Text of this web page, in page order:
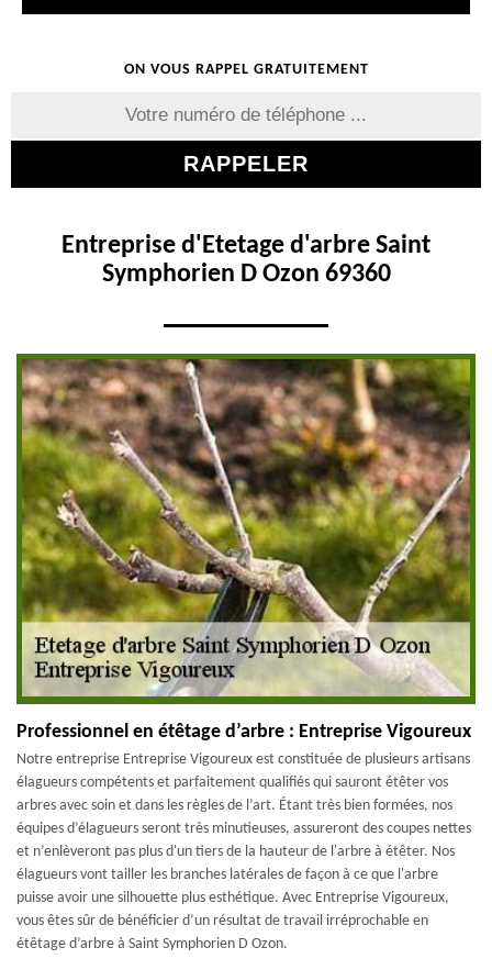
ON VOUS RAPPEL GRATUITEMENT
Entreprise d'Etetage d'arbre Saint
Symphorien D Ozon 69360
Professionnel en étêtage d’arbre : Entreprise Vigoureux
Notre entreprise Entreprise Vigoureux est constituée de plusieurs artisans
élagueurs compétents et parfaitement qualifiés qui sauront étêter vos
arbres avec soin et dans les règles de l’art. Étant très bien formées, nos
équipes d’élagueurs seront très minutieuses, assureront des coupes nettes
et n’enlèveront pas plus d'un tiers de la hauteur de l'arbre à étêter. Nos
élagueurs vont tailler les branches latérales de façon à ce que l'arbre
puisse avoir une silhouette plus esthétique. Avec Entreprise Vigoureux,
vous êtes sûr de bénéficier d’un résultat de travail irréprochable en
étêtage d’arbre à Saint Symphorien D Ozon.